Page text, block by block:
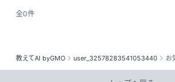
教えてAI byGMO user_32578283541053440 お
全0件